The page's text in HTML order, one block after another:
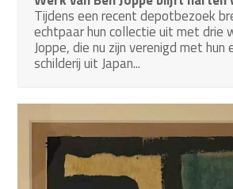
Tijdens een recent depotbezoek
echtpaar hun collectie uit met drie
Joppe, die nu zijn verenigd met
schilderij uit Japan...